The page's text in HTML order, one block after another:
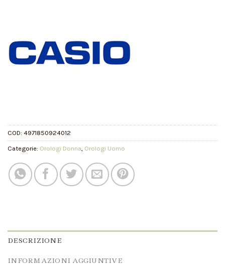
COD: 4971850924012
Categorie: Orologi Donna, Orologi Uomo
DESCRIZIONE
INFORMAZIONI AGGIUNTIVE